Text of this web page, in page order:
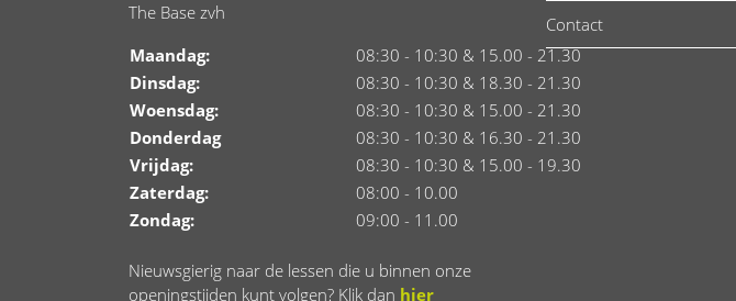
The Base zvh
Maandag:
08:30 - 10:30 & 15.00 - 21.30
Dinsdag:
08:30 - 10:30 & 18.30 - 21.30
Woensdag:
08:30 - 10:30 & 15.00 - 21.30
Donderdag
08:30 - 10:30 & 16.30 - 21.30
Vrijdag:
08:30 - 10:30 & 15.00 - 19.30
Zaterdag:
08:00 - 10.00
Zondag:
09:00 - 11.00
Nieuwsgierig naar de lessen die u binnen onze
openingstijden kunt volgen? Klik dan hier
Contact